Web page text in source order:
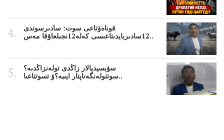
قوناەۆتاعى سوت: سادىرسوتدى
12سادىربايدىتاعىسى كەلە12نجىلعاۇقا مەس..
سۋبسيديالار زاڭدى تولەنزاڭدىە؟
سوتتولەنگەناپتار ايىبە؟ۋ تسوتتاعىا..